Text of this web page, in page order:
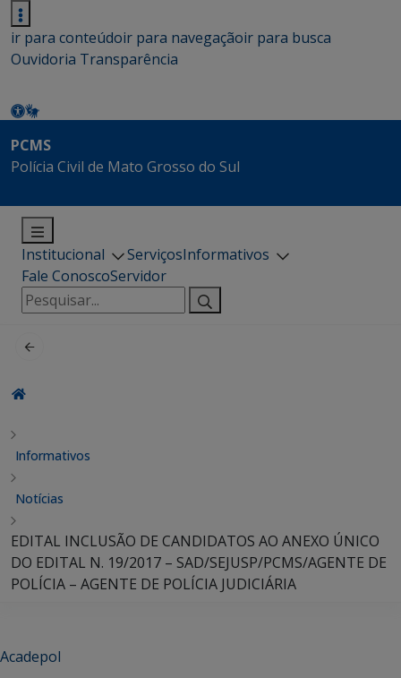
ir para conteúdoir para navegaçãoir para busca
Ouvidoria Transparência
PCMS
Polícia Civil de Mato Grosso do Sul
Institucional ServiçosInformativos
Fale ConoscoServidor
Pesquisar
por:
Informativos
Notícias
EDITAL INCLUSÃO DE CANDIDATOS AO ANEXO ÚNICO
DO EDITAL N. 19/2017 – SAD/SEJUSP/PCMS/AGENTE DE
POLÍCIA – AGENTE DE POLÍCIA JUDICIÁRIA
Acadepol